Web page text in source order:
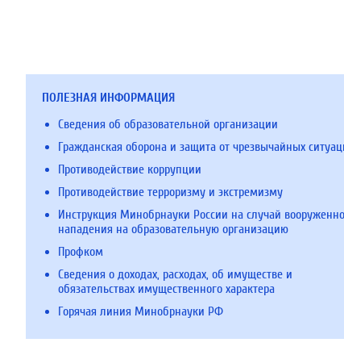
ПОЛЕЗНАЯ ИНФОРМАЦИЯ
Сведения об образовательной организации
Гражданская оборона и защита от чрезвычайных
Противодействие коррупции
Противодействие терроризму и экстремизму
Инструкция Минобрнауки России на случай
нападения на образовательную организацию
Профком
Сведения о доходах, расходах, об имуществе и
обязательствах имущественного характера
Горячая линия Минобрнауки РФ